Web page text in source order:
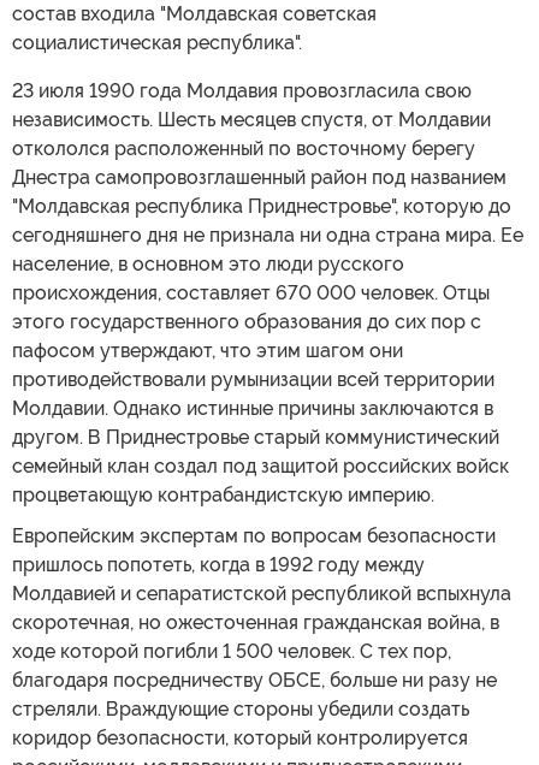
состав входила "Молдавская советская
социалистическая республика".
23 июля 1990 года Молдавия провозгласила свою
независимость. Шесть месяцев спустя, от Молдавии
откололся расположенный по восточному берегу
Днестра самопровозглашенный район под названием
"Молдавская республика Приднестровье", которую до
сегодняшнего дня не признала ни одна страна мира. Ее
население, в основном это люди русского
происхождения, составляет 670 000 человек. Отцы
этого государственного образования до сих пор с
пафосом утверждают, что этим шагом они
противодействовали румынизации всей территории
Молдавии. Однако истинные причины заключаются в
другом. В Приднестровье старый коммунистический
семейный клан создал под защитой российских войск
процветающую контрабандистскую империю.
Европейским экспертам по вопросам безопасности
пришлось попотеть, когда в 1992 году между
Молдавией и сепаратистской республикой вспыхнула
скоротечная, но ожесточенная гражданская война, в
ходе которой погибли 1 500 человек. С тех пор,
благодаря посредничеству ОБСЕ, больше ни разу не
стреляли. Враждующие стороны убедили создать
коридор безопасности, который контролируется